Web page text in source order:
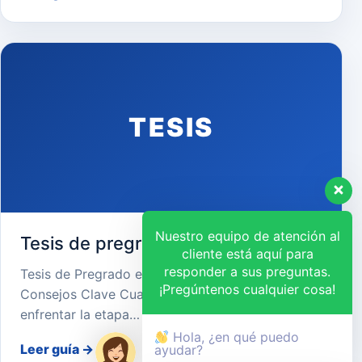
TESIS
Tesis de pregrado
Tesis de Pregrado en Perú: Guía Completa y
Consejos Clave Cuando llega el momento de
enfrentar la etapa…
Leer guía →
Nuestro equipo de atención al
cliente está aquí para
responder a sus preguntas.
¡Pregúntenos cualquier cosa!
Hola, ¿en qué puedo
ayudar?